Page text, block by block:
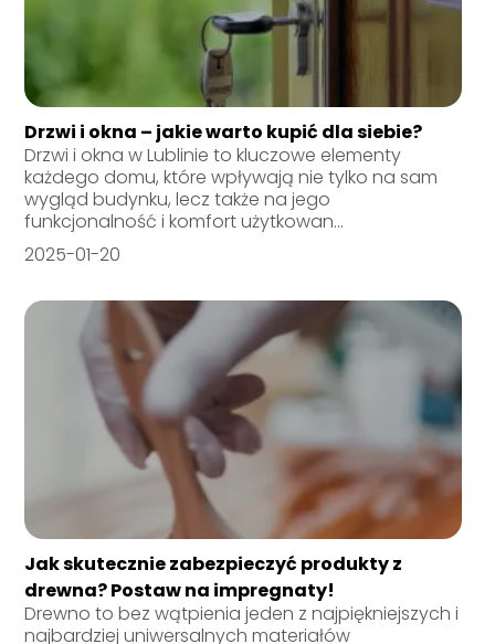
Drzwi i okna – jakie warto kupić dla siebie?
Drzwi i okna w Lublinie to kluczowe elementy
każdego domu, które wpływają nie tylko na sam
wygląd budynku, lecz także na jego
funkcjonalność i komfort użytkowan...
2025-01-20
Jak skutecznie zabezpieczyć produkty z
drewna? Postaw na impregnaty!
Drewno to bez wątpienia jeden z najpiękniejszych i
najbardziej uniwersalnych materiałów